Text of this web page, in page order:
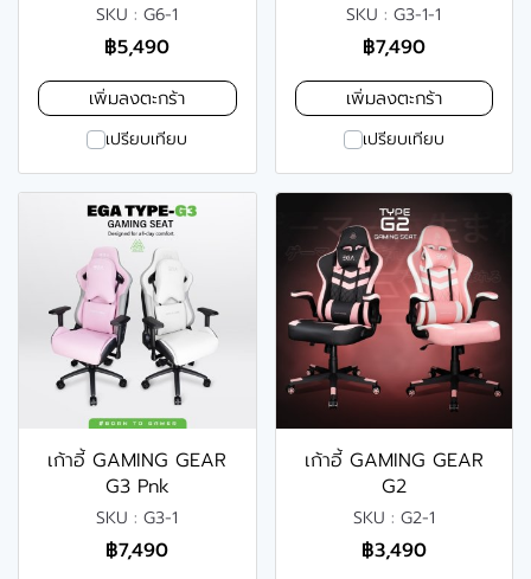
SKU : G6-1
฿5,490
เพิ่มลงตะกร้า
เปรียบเทียบ
SKU : G3-1-1
฿7,490
เพิ่มลงตะกร้า
เปรียบเทียบ
เก้าอี้ GAMING GEAR
G3 Pnk
SKU : G3-1
฿7,490
เก้าอี้ GAMING GEAR
G2
SKU : G2-1
฿3,490